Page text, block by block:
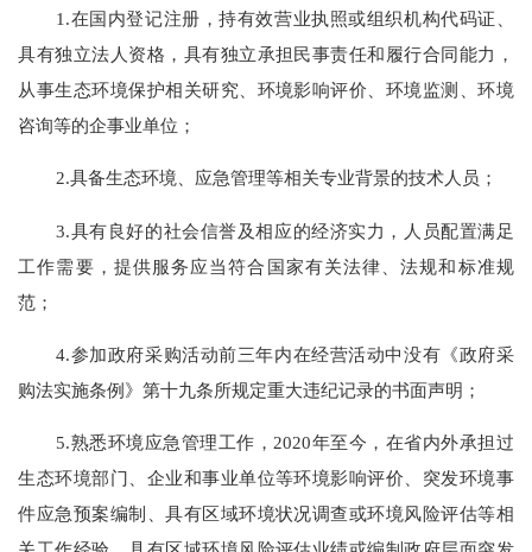
1.在国内登记注册，持有效营业执照或组织机构代码证、
具有独立法人资格，具有独立承担民事责任和履行合同能力，
从事生态环境保护相关研究、环境影响评价、环境监测、环境
咨询等的企事业单位；
2.具备生态环境、应急管理等相关专业背景的技术人员；
3.具有良好的社会信誉及相应的经济实力，人员配置满足
工作需要，提供服务应当符合国家有关法律、法规和标准规
范；
4.参加政府采购活动前三年内在经营活动中没有《政府采
购法实施条例》第十九条所规定重大违纪记录的书面声明；
5.熟悉环境应急管理工作，2020年至今，在省内外承担过
生态环境部门、企业和事业单位等环境影响评价、突发环境事
件应急预案编制、具有区域环境状况调查或环境风险评估等相